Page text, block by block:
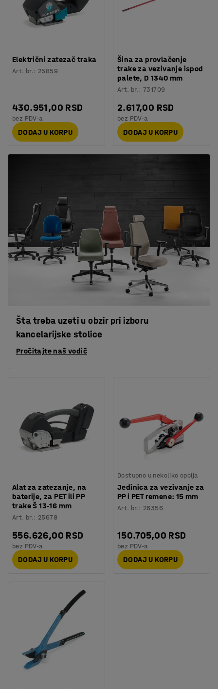
Električni zatezač traka
Art. br.: 25859
430.951,00 RSD
bez PDV-a
DODAJ U KORPU
Šina za provlačenje
trake za vezivanje ispod
palete, D 1340 mm
Art. br.:731709
2.617,00 RSD
bez PDV-a
DODAJ U KORPU
Šta treba uzeti u obzir pri izboru
kancelarijske stolice
Pročitajte naš vodič
Alat za zatezanje, na
baterije, za PET ili PP
trake Š 13-16 mm
Art. br.: 25678
556.626,00 RSD
bez PDV-a
DODAJ U KORPU
Dostupno u nekoliko opcija
Jedinica za vezivanje za
PP i PET remene: 15 mm
Art. br.: 26356
150.705,00 RSD
bez PDV-a
DODAJ U KORPU